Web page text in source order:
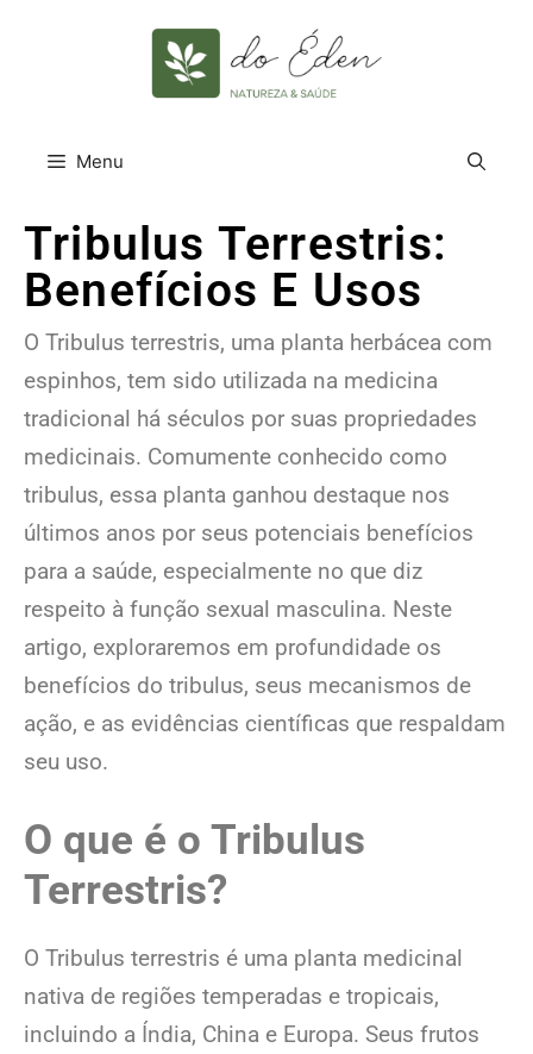
Menu
Tribulus Terrestris:
Benefícios E Usos
O Tribulus terrestris, uma planta herbácea com
espinhos, tem sido utilizada na medicina
tradicional há séculos por suas propriedades
medicinais. Comumente conhecido como
tribulus, essa planta ganhou destaque nos
últimos anos por seus potenciais benefícios
para a saúde, especialmente no que diz
respeito à função sexual masculina. Neste
artigo, exploraremos em profundidade os
benefícios do tribulus, seus mecanismos de
ação, e as evidências científicas que respaldam
seu uso.
O que é o Tribulus
Terrestris?
O Tribulus terrestris é uma planta medicinal
nativa de regiões temperadas e tropicais,
incluindo a Índia, China e Europa. Seus frutos